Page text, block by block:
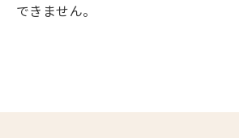
できません。